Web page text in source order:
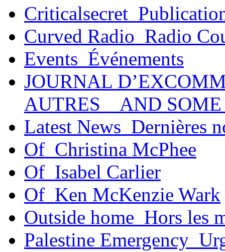
Curved Radio_Radio
Events_Événements
JOURNAL
AUTRES _ AND
Latest News_Dernières
Of_Christina McPhee
Of_Isabel Carlier
Of_Ken McKenzie Wark
Outside home_Hors les
Palestine